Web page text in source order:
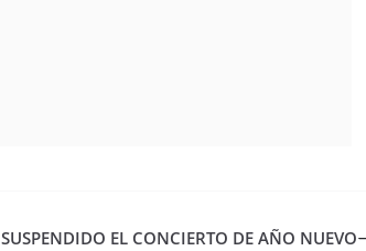
SUSPENDIDO EL CONCIERTO DE AÑO NUEVO